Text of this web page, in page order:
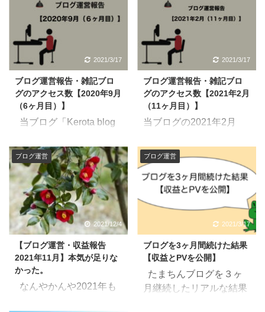
2021/3/17
ブログ運営報告・雑記ブロ
グのアクセス数【2020年9月
（6ヶ月目）】
当ブログ「Kerota blog
グ」を運営している、ケ
ロ太と申します。 本日
は、2020年9月の運営報
告をしたいと思います。
この記事を書いてる人
本業はサラリーマン（医
療施設勤務）。 特に取り
柄もないけど、ブログ頑
張って経済的にも自由に
ロ太） Instagram（＠ケ
2021/3/17
ブログ運営報告・雑記ブロ
グのアクセス数【2021年2月
（11ヶ月目）】
当ブログの2021年2月
数、収益を公開いたしま
す。 毎月このような結
果を包み隠さず公開して
いるので、興味のある方
はみてください。 なん
のスキルも非正規会社員
が副業でブログをすると
こうなるよ〜。てきなリ
アルな数字がわかりま
す。
先月、2021年11
月（10ヶ月目）の運営報
ブログ運営
2021/12/4
【ブログ運営・収益報告
2021年11月】本気が足りな
かった。
なんやかんや2021年も
ブログ運営
2021/3/17
ブログを3ヶ月間続けた結果
【収益とPVを公開】
たまちんブログを３ヶ
月継続したリアルな結果